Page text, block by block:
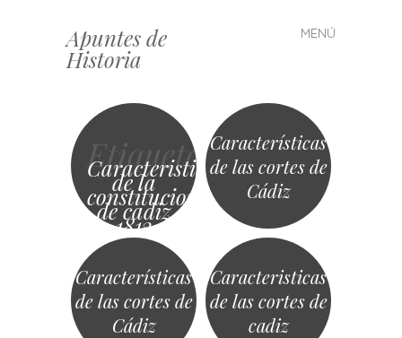
Apuntes de
Historia
MENÚ
Saltar
al
Etiqueta
Caracteristicas
de la
constitucion
de cadiz
1812
Características
de las cortes de
Cádiz
Características
de las cortes de
Cádiz
Caracteristicas
de las cortes de
cadiz